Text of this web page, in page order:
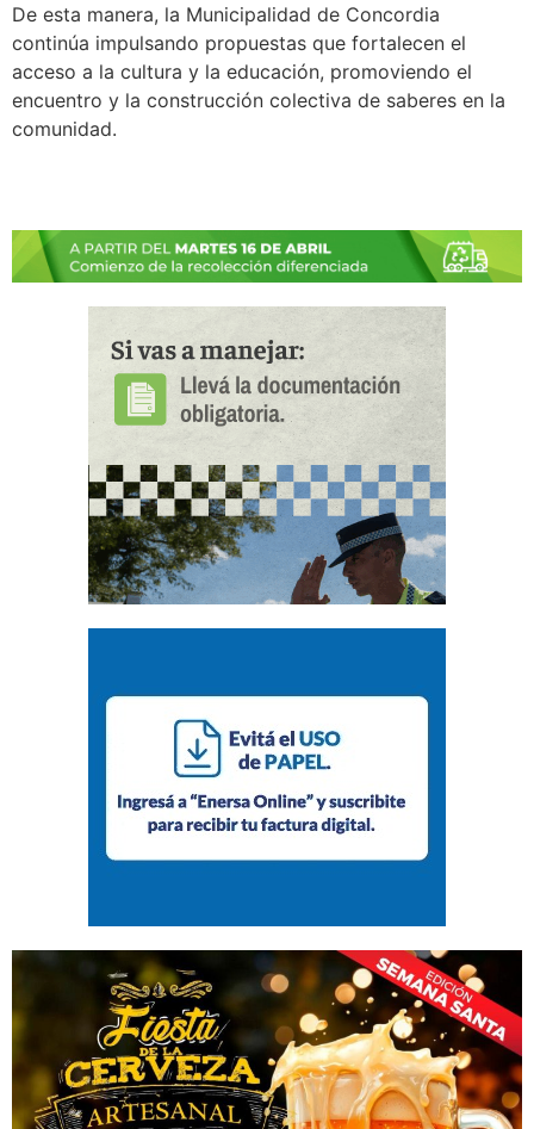
De esta manera, la Municipalidad de Concordia
continúa impulsando propuestas que fortalecen el
acceso a la cultura y la educación, promoviendo el
encuentro y la construcción colectiva de saberes en la
comunidad.